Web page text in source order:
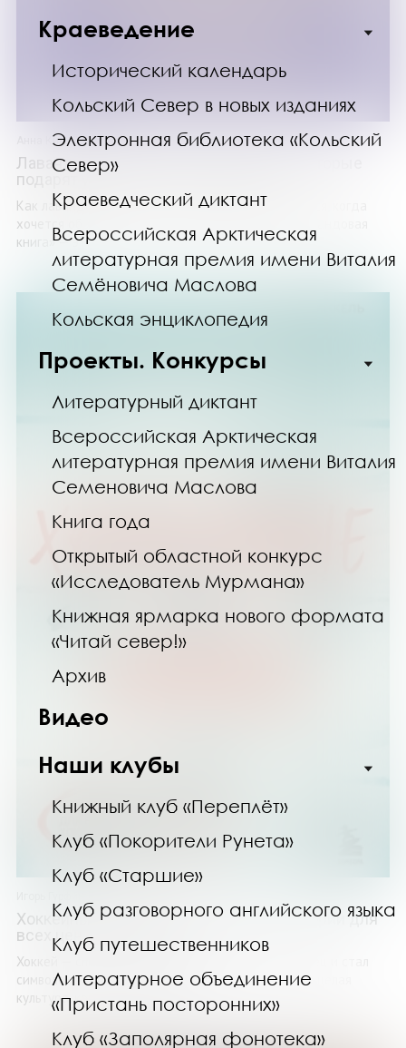
Краеведение
Исторический календарь
Кольский Север в новых изданиях
Электронная библиотека «Кольский
Север»
Краеведческий диктант
Всероссийская Арктическая
литературная премия имени Виталия
Семёновича Маслова
Кольская энциклопедия
Проекты. Конкурсы
Литературный диктант
Всероссийская Арктическая
литературная премия имени Виталия
Семеновича Маслова
Книга года
Открытый областной конкурс
«Исследователь Мурмана»
Книжная ярмарка нового формата
«Читай север!»
Архив
Видео
Наши клубы
Книжный клуб «Переплёт»
Клуб «Покорители Рунета»
Клуб «Старшие»
Клуб разговорного английского языка
Клуб путешественников
Литературное объединение
«Пристань посторонних»
Клуб «Заполярная фонотека»
Анна Кирьянова
Лавандовая книга. Притчи-озарения, которые
подарят умиротворение и надежду
Как лавандовое поле, в которое можно погрузиться, когда
хочется обрести ясность и умиротворение... «Лавандовая
книга» — это ...
Хоккейные байки. Захватывающие истории для
всех ценителей хоккея
Хоккей — спорт, который покорил миллионы сердец и стал
символом силы, скорости и командного духа. Это целая
культура, которая связывает ...